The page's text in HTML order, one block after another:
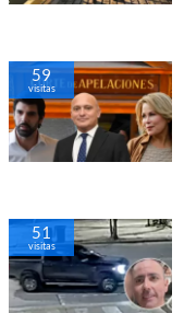
59
visitas
51
visitas